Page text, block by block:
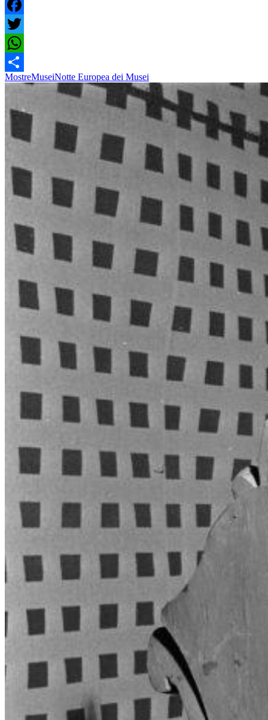
Facebook
Twitter
WhatsApp
Share
MostreMuseiNotte Europea dei Musei